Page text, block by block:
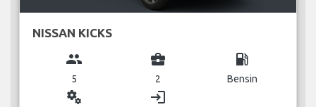
NISSAN KICKS
group
5
business_center
2
local_gas_station
Bensin
miscellaneous_services login